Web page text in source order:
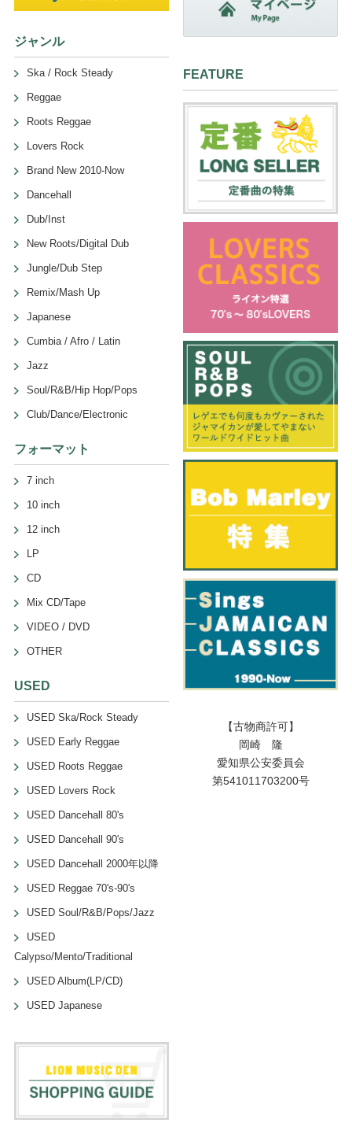
ジャンル
Ska / Rock Steady
Reggae
Roots Reggae
Lovers Rock
Brand New 2010-Now
Dancehall
Dub/Inst
New Roots/Digital Dub
Jungle/Dub Step
Remix/Mash Up
Japanese
Cumbia / Afro / Latin
Jazz
Soul/R&B/Hip Hop/Pops
Club/Dance/Electronic
フォーマット
7 inch
10 inch
12 inch
LP
CD
Mix CD/Tape
VIDEO / DVD
OTHER
USED
USED Ska/Rock Steady
USED Early Reggae
USED Roots Reggae
USED Lovers Rock
USED Dancehall 80's
USED Dancehall 90's
USED Dancehall 2000年以降
USED Reggae 70's-90's
USED Soul/R&B/Pops/Jazz
USED
Calypso/Mento/Traditional
USED Album(LP/CD)
USED Japanese
FEATURE
【古物商許可】
岡崎 隆
愛知県公安委員会
第541011703200号